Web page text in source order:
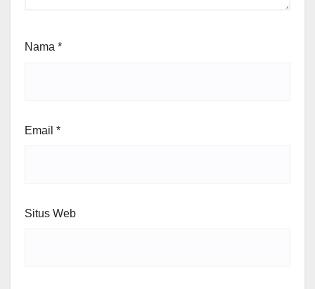
Nama *
Email *
Situs Web